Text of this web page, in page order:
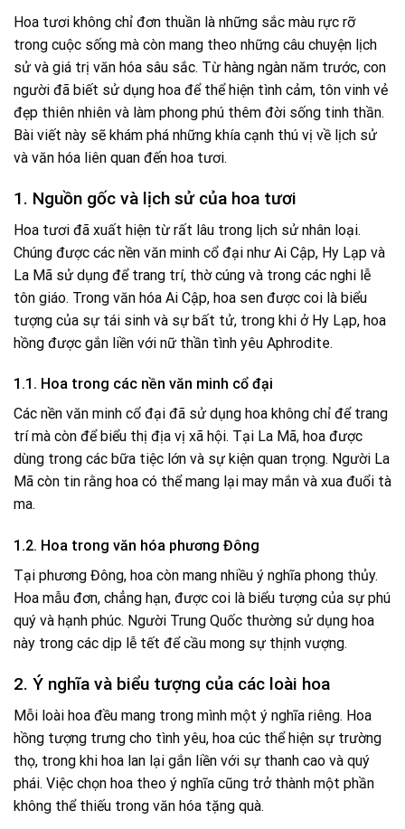
Hoa tươi không chỉ đơn thuần là những sắc màu rực rỡ
trong cuộc sống mà còn mang theo những câu chuyện lịch
sử và giá trị văn hóa sâu sắc. Từ hàng ngàn năm trước, con
người đã biết sử dụng hoa để thể hiện tình cảm, tôn vinh vẻ
đẹp thiên nhiên và làm phong phú thêm đời sống tinh thần.
Bài viết này sẽ khám phá những khía cạnh thú vị về lịch sử
và văn hóa liên quan đến hoa tươi.
1. Nguồn gốc và lịch sử của hoa tươi
Hoa tươi đã xuất hiện từ rất lâu trong lịch sử nhân loại.
Chúng được các nền văn minh cổ đại như Ai Cập, Hy Lạp và
La Mã sử dụng để trang trí, thờ cúng và trong các nghi lễ
tôn giáo. Trong văn hóa Ai Cập, hoa sen được coi là biểu
tượng của sự tái sinh và sự bất tử, trong khi ở Hy Lạp, hoa
hồng được gắn liền với nữ thần tình yêu Aphrodite.
1.1. Hoa trong các nền văn minh cổ đại
Các nền văn minh cổ đại đã sử dụng hoa không chỉ để trang
trí mà còn để biểu thị địa vị xã hội. Tại La Mã, hoa được
dùng trong các bữa tiệc lớn và sự kiện quan trọng. Người La
Mã còn tin rằng hoa có thể mang lại may mắn và xua đuổi tà
ma.
1.2. Hoa trong văn hóa phương Đông
Tại phương Đông, hoa còn mang nhiều ý nghĩa phong thủy.
Hoa mẫu đơn, chẳng hạn, được coi là biểu tượng của sự phú
quý và hạnh phúc. Người Trung Quốc thường sử dụng hoa
này trong các dịp lễ tết để cầu mong sự thịnh vượng.
2. Ý nghĩa và biểu tượng của các loài hoa
Mỗi loài hoa đều mang trong mình một ý nghĩa riêng. Hoa
hồng tượng trưng cho tình yêu, hoa cúc thể hiện sự trường
thọ, trong khi hoa lan lại gắn liền với sự thanh cao và quý
phái. Việc chọn hoa theo ý nghĩa cũng trở thành một phần
không thể thiếu trong văn hóa tặng quà.